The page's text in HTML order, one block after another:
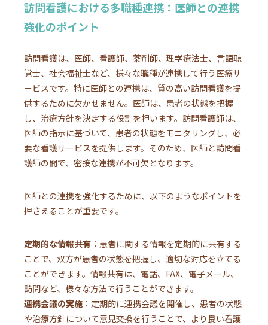
訪問看護における多職種連携：医師との連携
強化のポイント
訪問看護は、医師、看護師、薬剤師、理学療法士、言語聴
覚士、社会福祉士など、様々な職種が連携して行う医療サ
ービスです。特に医師との連携は、質の高い訪問看護を提
供するために欠かせません。医師は、患者の状態を把握
し、治療方針を決定する役割を担います。訪問看護師は、
医師の指示に基づいて、患者の状態をモニタリングし、必
要な看護サービスを提供します。そのため、医師と訪問看
護師の間で、密接な連携が不可欠となります。
医師との連携を強化するために、以下のようなポイントを
押さえることが重要です。
定期的な情報共有 ：患者に関する情報を定期的に共有する
ことで、双方が患者の状態を把握し、適切な対応を立てる
ことができます。情報共有は、電話、FAX、電子メール、
訪問など、様々な方法で行うことができます。
連携会議の実施 ：定期的に連携会議を開催し、患者の状態
や治療方針について意見交換を行うことで、より良い看護